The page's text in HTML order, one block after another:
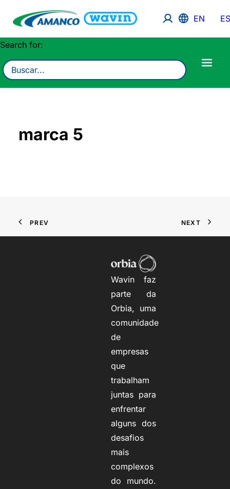
EN
Search for:
marca 5
PREV NEXT
Wavin faz
parte da
Orbia, uma
comunidade
de
empresas
que
trabalham
juntas para
enfrentar
alguns dos
desafios
mais
complexos
do mundo.